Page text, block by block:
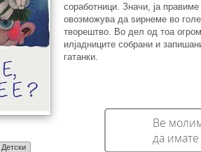
Детски
соработници. Значи, ја
овозможува да ѕирнеме во
творештво. Во дел од тоа
илјадниците собрани и
гатанки.
Ве
да